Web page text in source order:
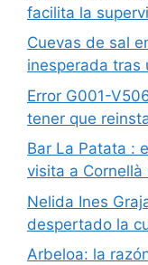
facilita la
Cuevas de sal
inesperada tras
Error G001-
tener que
Bar La Patata :
visita a Cornellà
Nelida Ines
despertado la
Arbeloa: la